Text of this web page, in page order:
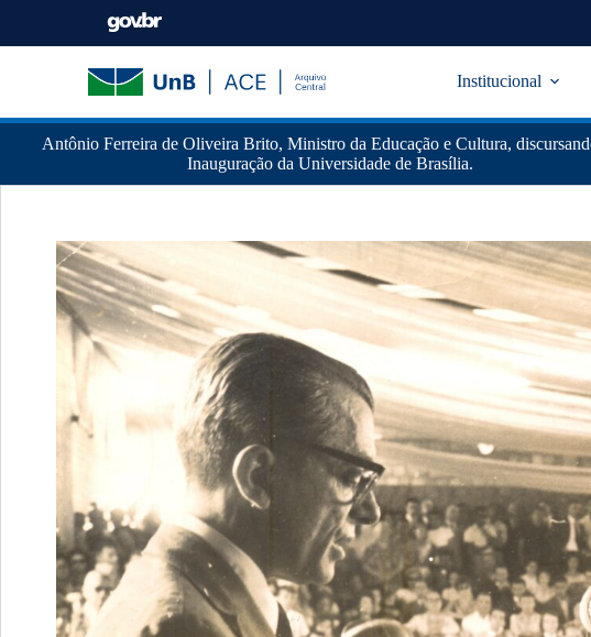
Institucional
Antônio Ferreira de Oliveira Brito, Ministro da Educação e Cultura,
Inauguração da Universidade de Brasília.